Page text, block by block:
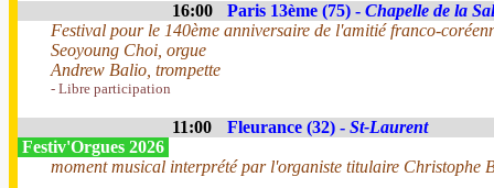
16:00 Paris 13ème (75) - Chapelle de la
Festival pour le 140ème anniversaire de l'amitié franco-
Seoyoung Choi, orgue
Andrew Balio, trompette
- Libre participation
11:00 Fleurance (32) - St-Laurent
Festiv'Orgues 2026
moment musical interprété par l'organiste titulaire Christophe